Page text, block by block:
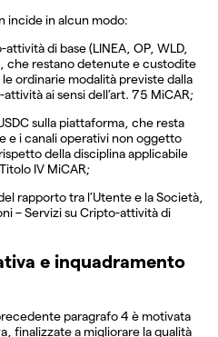
incide in alcun modo:
di base (LINEA, OP, WLD,
che restano detenute e custodite
ordinarie modalità previste dalla
ai sensi dell’art. 75 MiCAR;
sulla piattaforma, che resta
e i canali operativi non oggetto
della disciplina applicabile
IV MiCAR;
rapporto tra l’Utente e la Società,
– Servizi su Cripto-attività di
e inquadramento
paragrafo 4 è motivata
finalizzate a migliorare la qualità